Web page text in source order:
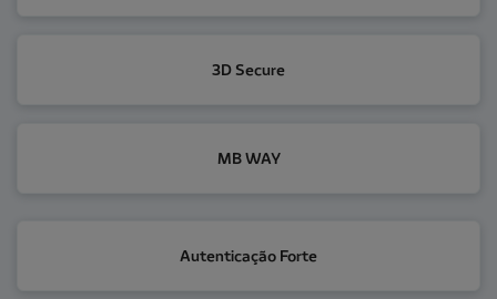
3D Secure
MB WAY
Autenticação Forte